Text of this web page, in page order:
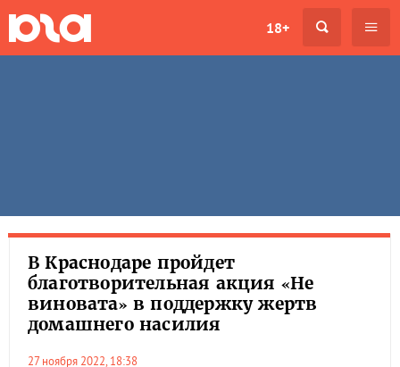
18+
В Краснодаре пройдет
благотворительная акция «Не
виновата» в поддержку жертв
домашнего насилия
27 ноября 2022, 18:38